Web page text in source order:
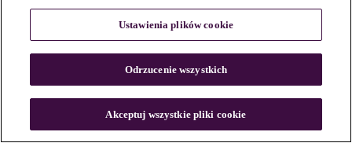
n
Ustawienia plików cookie
Odrzucenie wszystkich
Akceptuj wszystkie pliki cookie